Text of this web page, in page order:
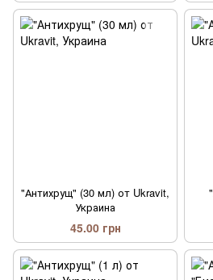
"Антихрущ" (30 мл) от Ukravit,
Украина
45.00 грн